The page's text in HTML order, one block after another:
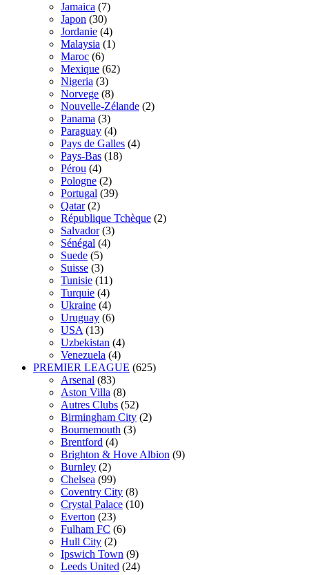
Jamaica (7)
Japon (30)
Jordanie (4)
Malaysia (1)
Maroc (6)
Mexique (62)
Nigeria (3)
Norvege (8)
Nouvelle-Zélande (2)
Panama (3)
Paraguay (4)
Pays de Galles (4)
Pays-Bas (18)
Pérou (4)
Pologne (2)
Portugal (39)
Qatar (2)
République Tchèque (2)
Salvador (3)
Sénégal (4)
Suede (5)
Suisse (3)
Tunisie (11)
Turquie (4)
Ukraine (4)
Uruguay (6)
USA (13)
Uzbekistan (4)
Venezuela (4)
PREMIER LEAGUE (625)
Arsenal (83)
Aston Villa (8)
Autres Clubs (52)
Birmingham City (2)
Bournemouth (3)
Brentford (4)
Brighton & Hove Albion (9)
Burnley (2)
Chelsea (99)
Coventry City (8)
Crystal Palace (10)
Everton (23)
Fulham FC (6)
Hull City (2)
Ipswich Town (9)
Leeds United (24)